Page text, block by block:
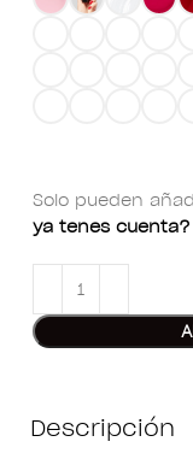
Solo pueden
ya tenes
Descripción